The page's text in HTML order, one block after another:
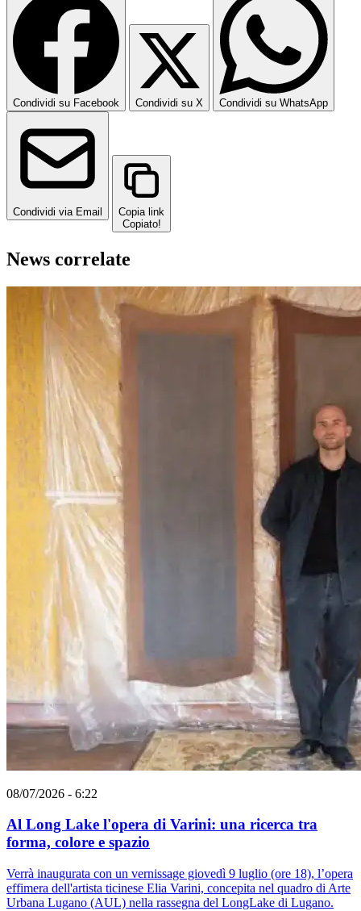
Condividi su Facebook Condividi su X Condividi su WhatsApp
Condividi via Email
Copia link
Copiato!
News correlate
08/07/2026 - 6:22
Al Long Lake l'opera di Varini: una ricerca tra
forma, colore e spazio
Verrà inaugurata con un vernissage giovedì 9 luglio (ore 18), l’opera
effimera dell'artista ticinese Elia Varini, concepita nel quadro di Arte
Urbana Lugano (AUL) nella rassegna del LongLake di Lugano.